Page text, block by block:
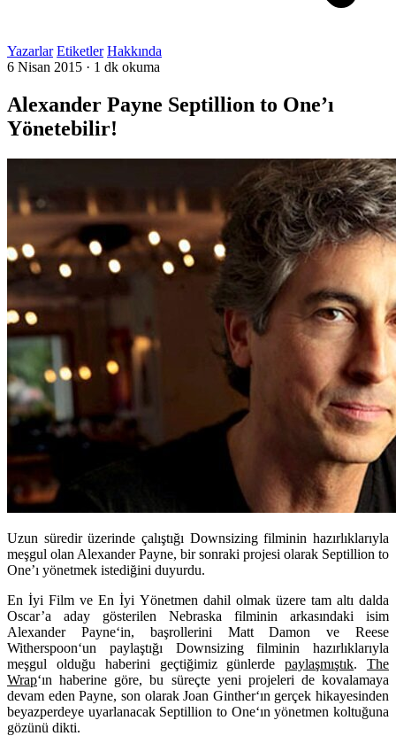
Yazarlar Etiketler Hakkında
6 Nisan 2015 · 1 dk okuma
Alexander Payne Septillion to One’ı
Yönetebilir!
Uzun süredir üzerinde çalıştığı Downsizing filminin hazırlıklarıyla
meşgul olan Alexander Payne, bir sonraki projesi olarak Septillion to
One’ı yönetmek istediğini duyurdu.
En İyi Film ve En İyi Yönetmen dahil olmak üzere tam altı dalda
Oscar’a aday gösterilen Nebraska filminin arkasındaki isim
Alexander Payne‘in, başrollerini Matt Damon veReese
Witherspoon‘un paylaştığı Downsizingfilminin hazırlıklarıyla
meşgul olduğu haberini geçtiğimiz günlerdepaylaşmıştık.The
Wrap‘ın haberine göre, bu süreçte yeni projeleri de kovalamaya
devam eden Payne, son olarakJoan Ginther‘ın gerçek hikayesinden
beyazperdeye uyarlanacak Septillion to One‘ın yönetmen koltuğuna
gözünü dikti.